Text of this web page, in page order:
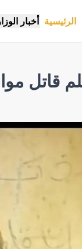
الرئيسية أخبار
قاتل